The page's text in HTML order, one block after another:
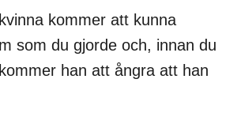
kommer att kunna
som du gjorde och, innan du
han att ångra att han